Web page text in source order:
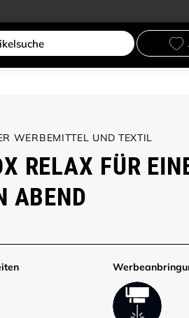
WERBEMITTEL UND TEXTIL
RELAX FÜR
ABEND